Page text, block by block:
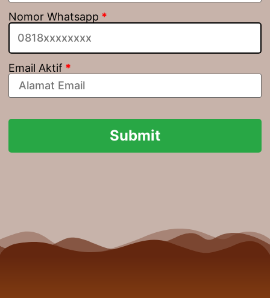
Nomor Whatsapp *
Email Aktif *
Submit